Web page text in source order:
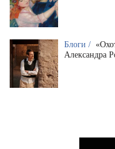
Блоги /
Александра